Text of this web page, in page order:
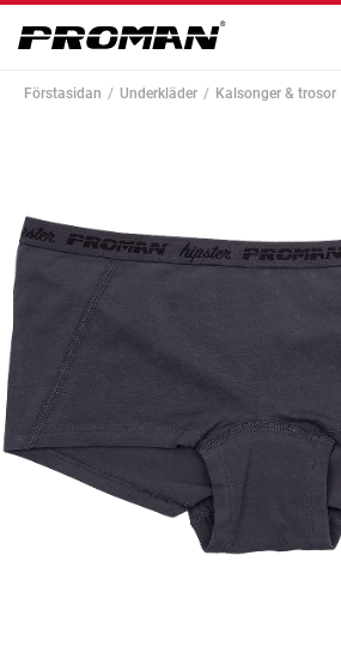
Förstasidan Underkläder Kalsonger & trosor